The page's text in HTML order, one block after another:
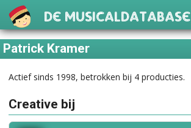
De Musicaldatabase
Patrick Kramer
Actief sinds 1998, betrokken bij 4 producties.
Creative bij